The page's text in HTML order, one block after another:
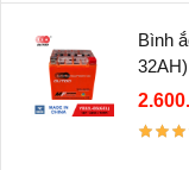
Bình
32AH)